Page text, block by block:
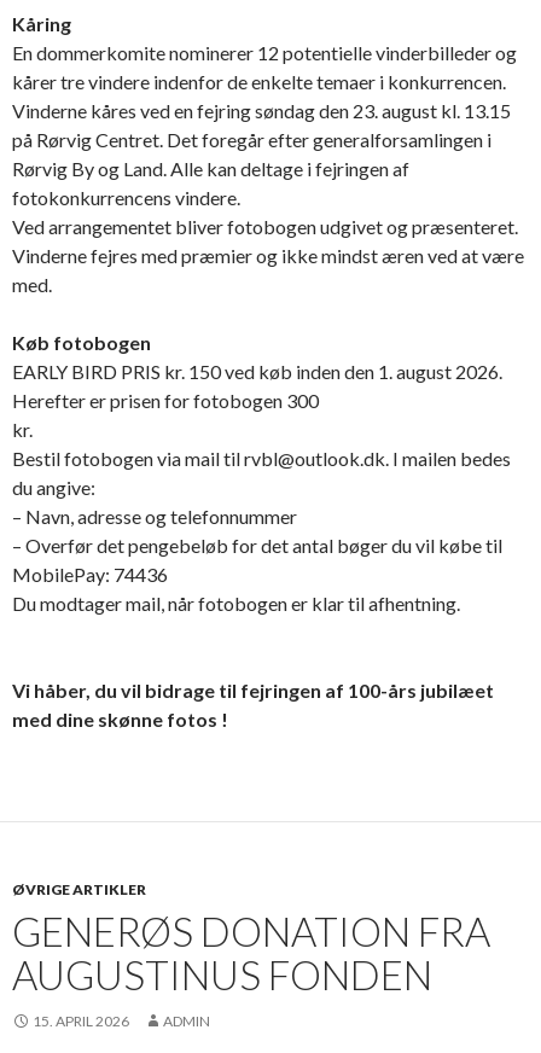
Kåring
En dommerkomite nominerer 12 potentielle vinderbilleder og
kårer tre vindere indenfor de enkelte temaer i konkurrencen.
Vinderne kåres ved en fejring søndag den 23. august kl. 13.15
på Rørvig Centret. Det foregår efter generalforsamlingen i
Rørvig By og Land. Alle kan deltage i fejringen af
fotokonkurrencens vindere.
Ved arrangementet bliver fotobogen udgivet og præsenteret.
Vinderne fejres med præmier og ikke mindst æren ved at være
med.
Køb fotobogen
EARLY BIRD PRIS kr. 150 ved køb inden den 1. august 2026.
Herefter er prisen for fotobogen 300
kr.
Bestil fotobogen via mail til rvbl@outlook.dk. I mailen bedes
du angive:
– Navn, adresse og telefonnummer
– Overfør det pengebeløb for det antal bøger du vil købe til
MobilePay: 74436
Du modtager mail, når fotobogen er klar til afhentning.
Vi håber, du vil bidrage til fejringen af 100-års jubilæet
med dine skønne fotos !
ØVRIGE ARTIKLER
GENERØS DONATION FRA
AUGUSTINUS FONDEN
15. APRIL 2026 ADMIN